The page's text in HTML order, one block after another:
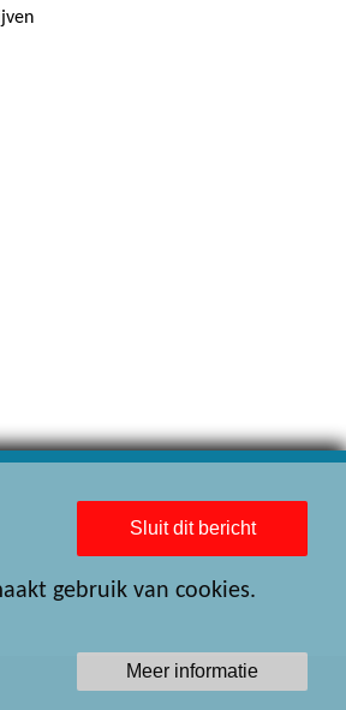
Sluit dit bericht
gebruik van cookies.
Meer informatie